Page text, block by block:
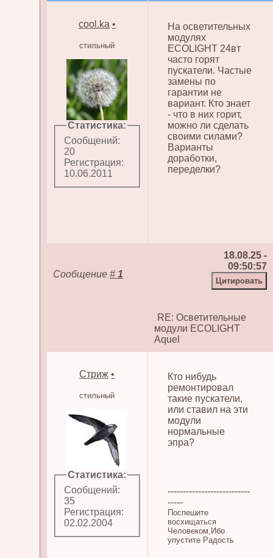
cool.ka •
стильный
Статистика:
Сообщений:
20
Регистрация:
10.06.2011
На осветительных
модулях
ECOLIGHT 24вт
часто горят
пускатели. Частые
замены по
гарантии не
вариант. Кто знает
- что в них горит,
можно ли сделать
своими силами?
Варианты
доработки,
переделки?
Сообщение # 1
18.08.25 -
09:50:57
RE: Осветительные
модули ECOLIGHT
Aquel
Стриж •
стильный
Статистика:
Сообщений:
35
Регистрация:
02.02.2004
Кто нибудь
ремонтировал
такие пускатели,
или ставил на эти
модули
нормальные
эпра?
---------------------------
-----
Поспешите
восхищаться
Человеком,Ибо
упустите Радость